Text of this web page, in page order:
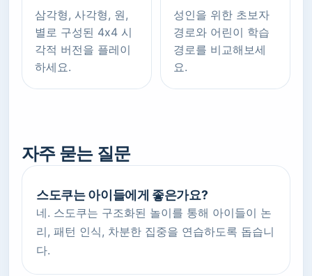
삼각형, 사각형, 원,
별로 구성된 4x4 시
각적 버전을 플레이
하세요.
성인을 위한 초보자
경로와 어린이 학습
경로를 비교해보세
요.
자주 묻는 질문
스도쿠는 아이들에게 좋은가요?
네. 스도쿠는 구조화된 놀이를 통해 아이들이 논
리, 패턴 인식, 차분한 집중을 연습하도록 돕습니
다.